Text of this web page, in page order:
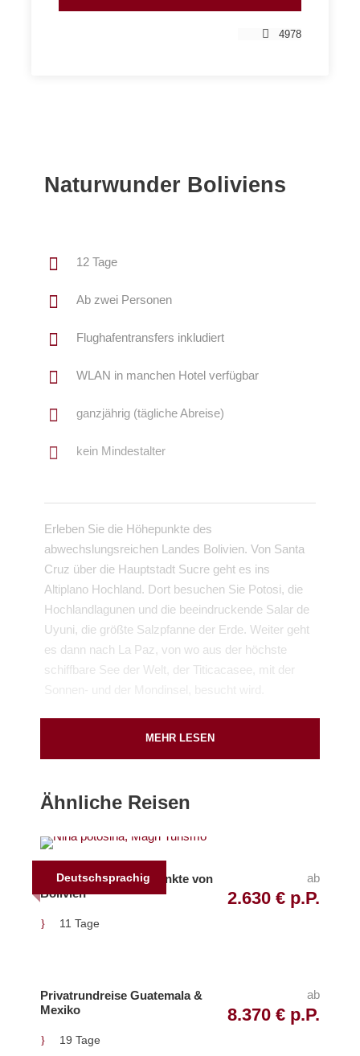
4978
Naturwunder Boliviens
12 Tage
Ab zwei Personen
Flughafentransfers inkludiert
WLAN in manchen Hotel verfügbar
ganzjährig (tägliche Abreise)
kein Mindestalter
Erleben Sie die Höhepunkte des
abwechslungsreichen Landes Bolivien. Von Santa
Cruz über die Hauptstadt Sucre geht es ins
Altiplano Hochland. Dort besuchen Sie Potosi, die
Hochlandlagunen und die beeindruckende Salar de
Uyuni, die größte Salzpfanne der Erde. Weiter geht
es dann nach La Paz, von wo aus der höchste
schiffbare See der Welt, der Titicacasee, mit der
Start
Nach Ankunft in Santa Cruz
Englisch- und spanischsprachige (teilweise
MEHR LESEN
Ähnliche Reisen
Deutschsprachig
Gruppenreise Höhepunkte von
Bolivien
ab
2.630 € p.P.
11 Tage
Privatrundreise Guatemala &
Mexiko
ab
8.370 € p.P.
19 Tage